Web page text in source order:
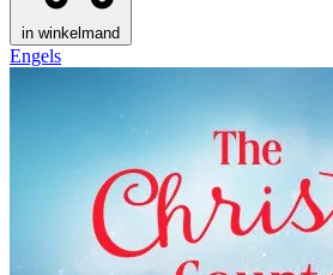
in winkelmand
Engels